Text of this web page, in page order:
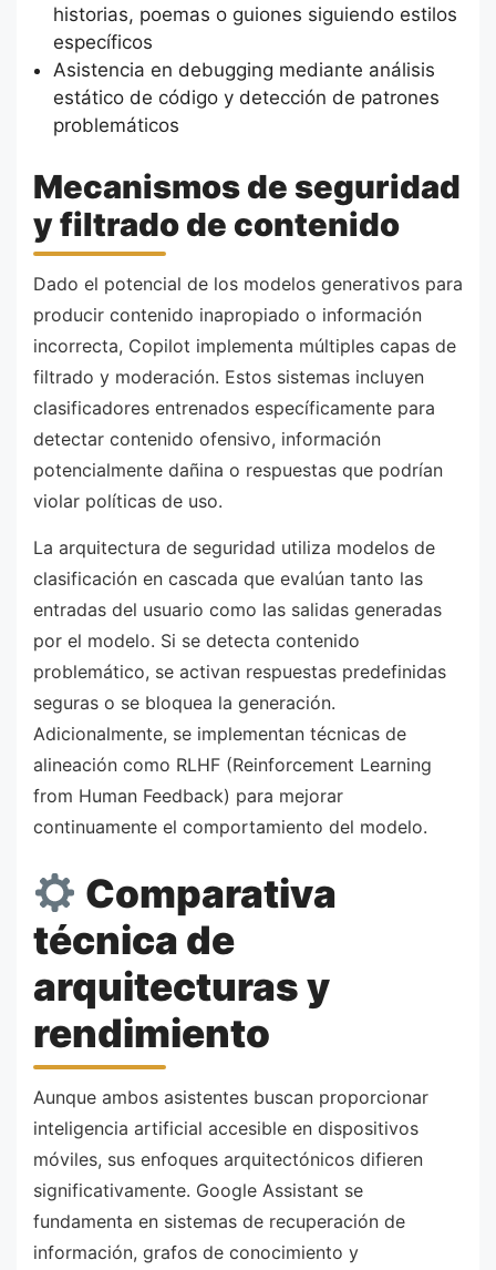
historias, poemas o guiones siguiendo estilos
específicos
Asistencia en debugging mediante análisis
estático de código y detección de patrones
problemáticos
Mecanismos de seguridad
y filtrado de contenido
Dado el potencial de los modelos generativos para
producir contenido inapropiado o información
incorrecta, Copilot implementa múltiples capas de
filtrado y moderación. Estos sistemas incluyen
clasificadores entrenados específicamente para
detectar contenido ofensivo, información
potencialmente dañina o respuestas que podrían
violar políticas de uso.
La arquitectura de seguridad utiliza modelos de
clasificación en cascada que evalúan tanto las
entradas del usuario como las salidas generadas
por el modelo. Si se detecta contenido
problemático, se activan respuestas predefinidas
seguras o se bloquea la generación.
Adicionalmente, se implementan técnicas de
alineación como RLHF (Reinforcement Learning
from Human Feedback) para mejorar
continuamente el comportamiento del modelo.
Comparativa
técnica de
arquitecturas y
rendimiento
Aunque ambos asistentes buscan proporcionar
inteligencia artificial accesible en dispositivos
móviles, sus enfoques arquitectónicos difieren
significativamente. Google Assistant se
fundamenta en sistemas de recuperación de
información, grafos de conocimiento y